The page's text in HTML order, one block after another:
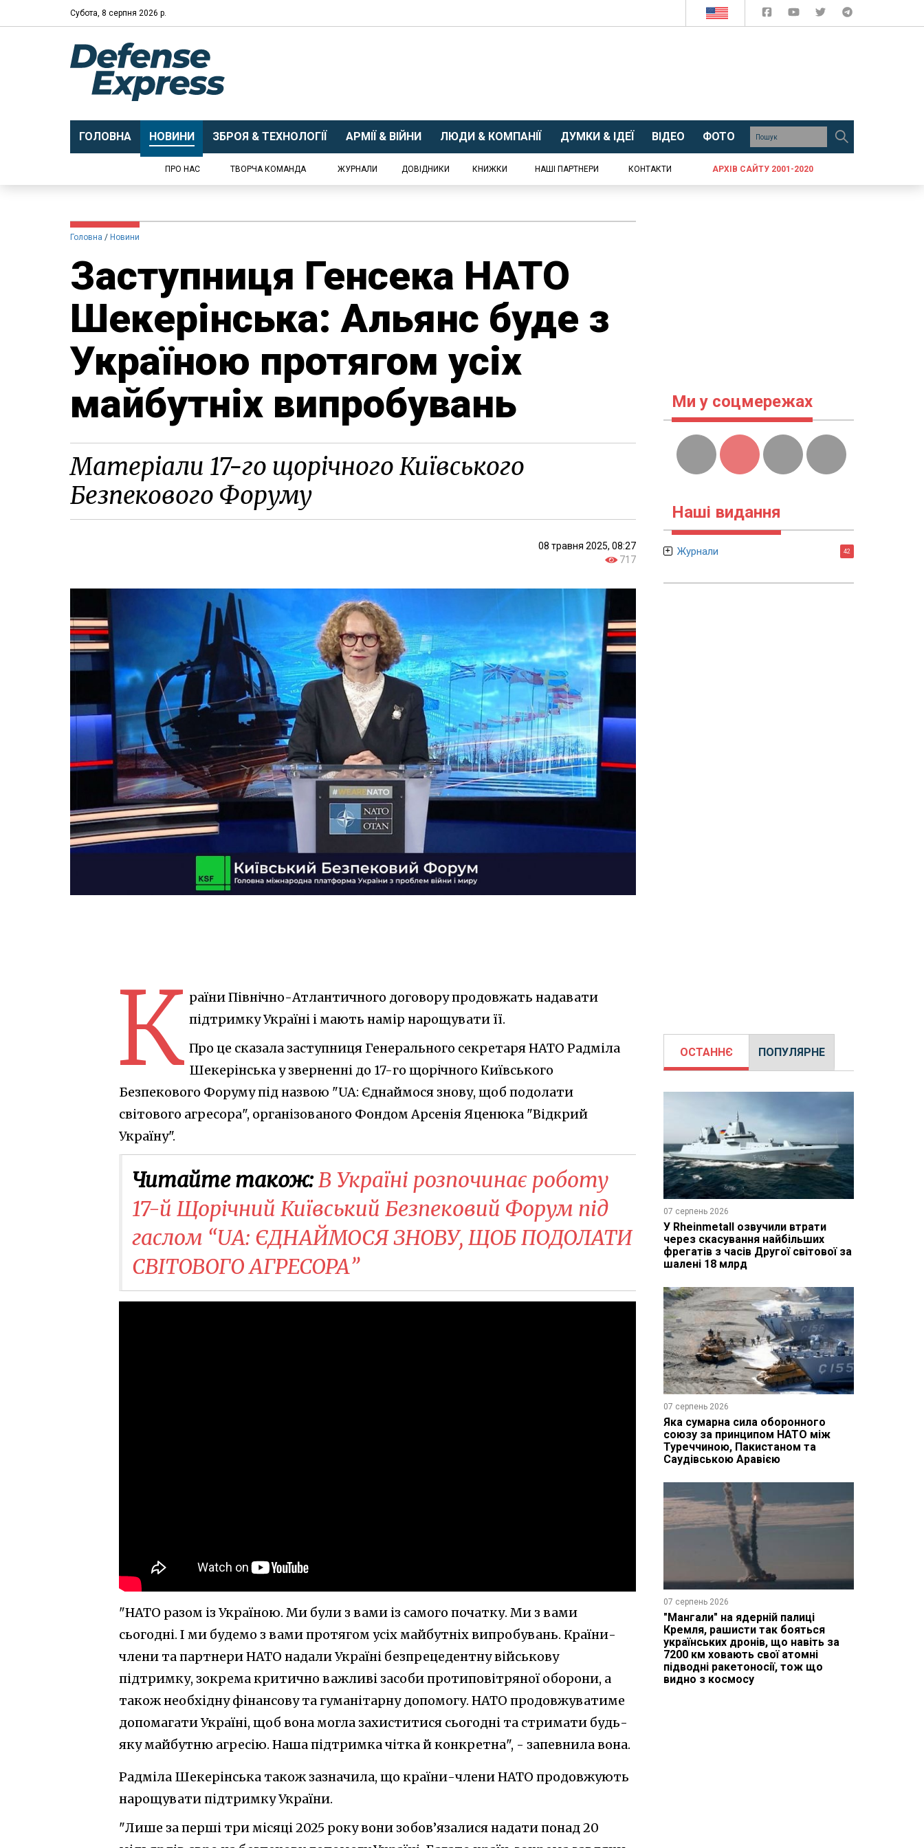
Субота, 8 серпня 2026 р.
ГОЛОВНА НОВИНИ ЗБРОЯ & ТЕХНОЛОГІЇ АРМІЇ & ВІЙНИ ЛЮДИ & КОМПАНІЇ ДУМКИ & ІДЕЇ ВІДЕО ФОТО
ПРО НАС ТВОРЧА КОМАНДА ЖУРНАЛИ ДОВІДНИКИ КНИЖКИ НАШІ ПАРТНЕРИ КОНТАКТИ АРХІВ САЙТУ 2001-2020
Головна Новини
Заступниця Генсека НАТО
Шекерінська: Альянс буде з
Україною протягом усіх
майбутніх випробувань
Матеріали 17-го щорічного Київського
Безпекового Форуму
08 травня 2025, 08:27
717
К раїни Північно-Атлантичного договору продовжать надавати
підтримку Україні і мають намір нарощувати її.
Про це сказала заступниця Генерального секретаря НАТО Радміла
Шекерінська у зверненні до 17-го щорічного Київського
Безпекового Форуму під назвою "UA: Єднаймося знову, щоб подолати
світового агресора", організованого Фондом Арсенія Яценюка "Відкрий
Україну".
Читайте також:​В Україні розпочинає роботу
17-й Щорічний Київський Безпековий Форум під
гаслом “UA: ЄДНАЙМОСЯ ЗНОВУ, ЩОБ ПОДОЛАТИ
СВІТОВОГО АГРЕСОРА”
"НАТО разом із Україною. Ми були з вами із самого початку. Ми з вами
сьогодні. І ми будемо з вами протягом усіх майбутніх випробувань. Країни-
члени та партнери НАТО надали Україні безпрецедентну військову
підтримку, зокрема критично важливі засоби протиповітряної оборони, а
також необхідну фінансову та гуманітарну допомогу. НАТО продовжуватиме
допомагати Україні, щоб вона могла захиститися сьогодні та стримати будь-
яку майбутню агресію. Наша підтримка чітка й конкретна", - запевнила вона.
Радміла Шекерінська також зазначила, що країни-члени НАТО продовжують
нарощувати підтримку України.
"Лише за перші три місяці 2025 року вони зобов’язалися надати понад 20
Ми у соцмережах
Наші видання
Журнали 42
ОСТАННЄ ПОПУЛЯРНЕ
07 серпень 2026
У Rheinmetall озвучили втрати
через скасування найбільших
фрегатів з часів Другої світової за
шалені 18 млрд
07 серпень 2026
Яка сумарна сила оборонного
союзу за принципом НАТО між
Туреччиною, Пакистаном та
Саудівською Аравією
07 серпень 2026
"Мангали" на ядерній палиці
Кремля, рашисти так бояться
українських дронів, що навіть за
7200 км ховають свої атомні
підводні ракетоносії, тож що
видно з космосу